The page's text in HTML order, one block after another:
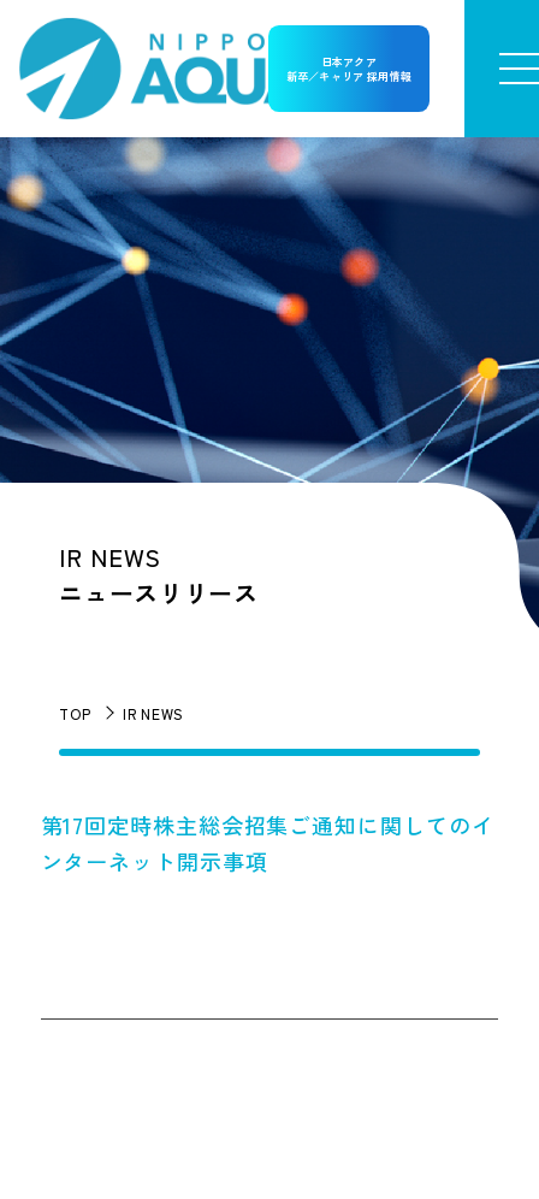
日本アクア
新卒／キャリア 採用情報
IR NEWS
ニュースリリース
TOP IR NEWS
第17回定時株主総会招集ご通知に関してのイ
ンターネット開示事項